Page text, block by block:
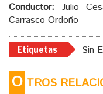
Conductor: Julio
Carrasco Ordoño
Etiquetas Sin
O TROS